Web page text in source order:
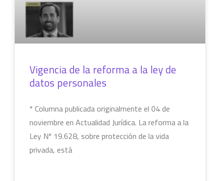
Vigencia de la reforma a la ley de
datos personales
* Columna publicada originalmente el 04 de
noviembre en Actualidad Jurídica. La reforma a la
Ley Nº 19.628, sobre protección de la vida
privada, está